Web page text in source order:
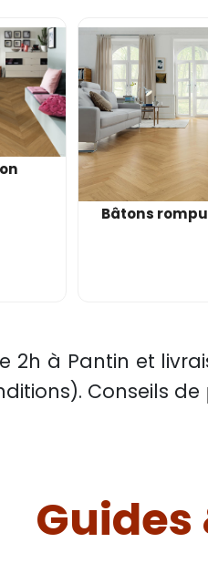
Bâtons
2h à Pantin et
Conseils de